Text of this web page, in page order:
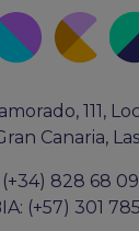
111,
Canaria,
(+34) 828 68
(+57) 301